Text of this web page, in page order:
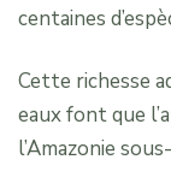
centaines
Cette richesse
eaux font que
l’Amazonie